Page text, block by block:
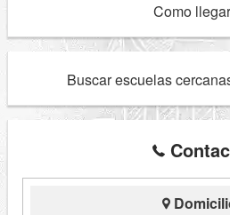
Como
Buscar escuelas